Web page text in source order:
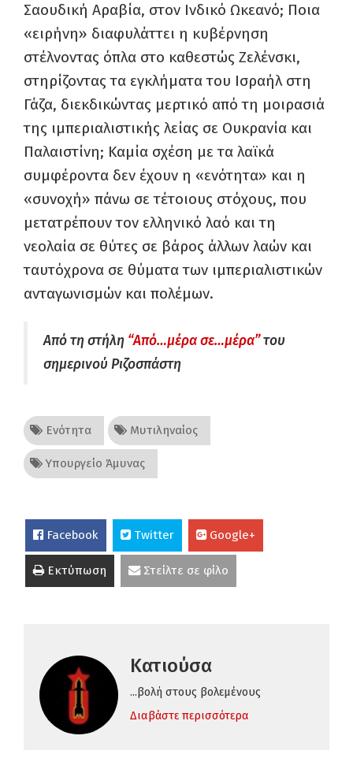
Σαουδική Αραβία, στον Ινδικό Ωκεανό; Ποια
«ειρήνη» διαφυλάττει η κυβέρνηση
στέλνοντας όπλα στο καθεστώς Ζελένσκι,
στηρίζοντας τα εγκλήματα του Ισραήλ στη
Γάζα, διεκδικώντας μερτικό από τη μοιρασιά
της ιμπεριαλιστικής λείας σε Ουκρανία και
Παλαιστίνη; Καμία σχέση με τα λαϊκά
συμφέροντα δεν έχουν η «ενότητα» και η
«συνοχή» πάνω σε τέτοιους στόχους, που
μετατρέπουν τον ελληνικό λαό και τη
νεολαία σε θύτες σε βάρος άλλων λαών και
ταυτόχρονα σε θύματα των ιμπεριαλιστικών
ανταγωνισμών και πολέμων.
Από τη στήλη “Από…μέρα σε…μέρα”του
σημερινού Ριζοσπάστη
Ενότητα Μυτιληναίος
Υπουργείο Άμυνας
Facebook Twitter Google+
Εκτύπωση Στείλτε σε φίλο
Κατιούσα
...βολή στους βολεμένους
Διαβάστε περισσότερα